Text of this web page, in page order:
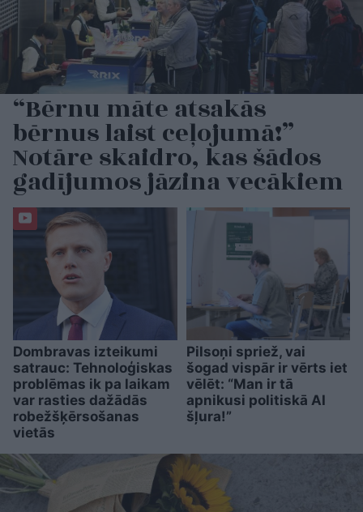
“Bērnu māte atsakās
bērnus laist ceļojumā!”
Notāre skaidro, kas šādos
gadījumos jāzina vecākiem
Dombravas izteikumi
satrauc: Tehnoloģiskas
problēmas ik pa laikam
var rasties dažādās
robežšķērsošanas
vietās
Pilsoņi spriež, vai
šogad vispār ir vērts iet
vēlēt: “Man ir tā
apnikusi politiskā AI
šļura!”